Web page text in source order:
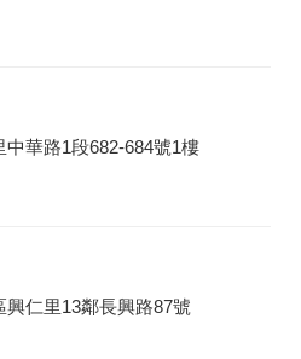
華路1段682-684號1樓
仁里13鄰長興路87號